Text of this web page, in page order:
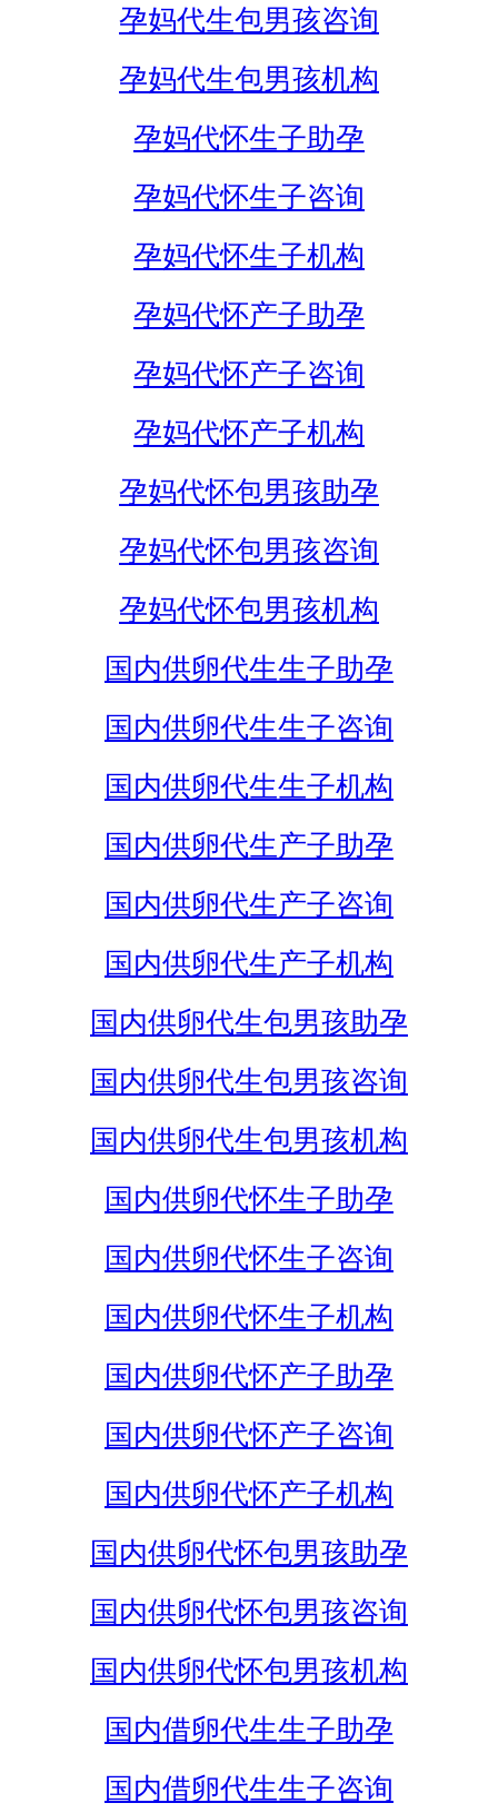
孕妈代生包男孩咨询
孕妈代生包男孩机构
孕妈代怀生子助孕
孕妈代怀生子咨询
孕妈代怀生子机构
孕妈代怀产子助孕
孕妈代怀产子咨询
孕妈代怀产子机构
孕妈代怀包男孩助孕
孕妈代怀包男孩咨询
孕妈代怀包男孩机构
国内供卵代生生子助孕
国内供卵代生生子咨询
国内供卵代生生子机构
国内供卵代生产子助孕
国内供卵代生产子咨询
国内供卵代生产子机构
国内供卵代生包男孩助孕
国内供卵代生包男孩咨询
国内供卵代生包男孩机构
国内供卵代怀生子助孕
国内供卵代怀生子咨询
国内供卵代怀生子机构
国内供卵代怀产子助孕
国内供卵代怀产子咨询
国内供卵代怀产子机构
国内供卵代怀包男孩助孕
国内供卵代怀包男孩咨询
国内供卵代怀包男孩机构
国内借卵代生生子助孕
国内借卵代生生子咨询